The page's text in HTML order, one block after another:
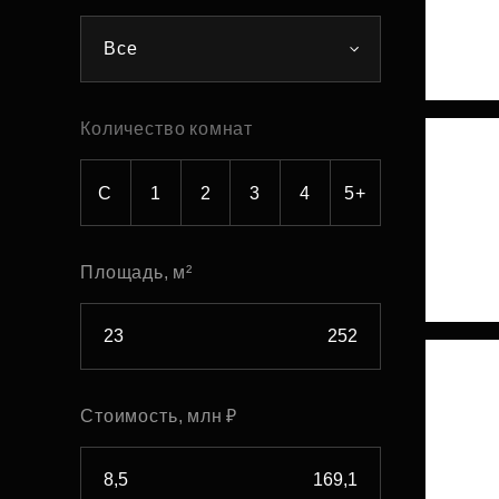
Все
Количество комнат
С 1 2 3 4 5+
Площадь, м²
Стоимость, млн ₽